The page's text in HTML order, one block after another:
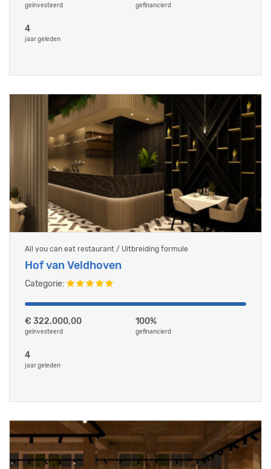
geïnvesteerd gefinancierd
4
jaar geleden
All you can eat restaurant / Uitbreiding formule
Hof van Veldhoven
Categorie:
€ 322.000,00
geïnvesteerd
100%
gefinancierd
4
jaar geleden